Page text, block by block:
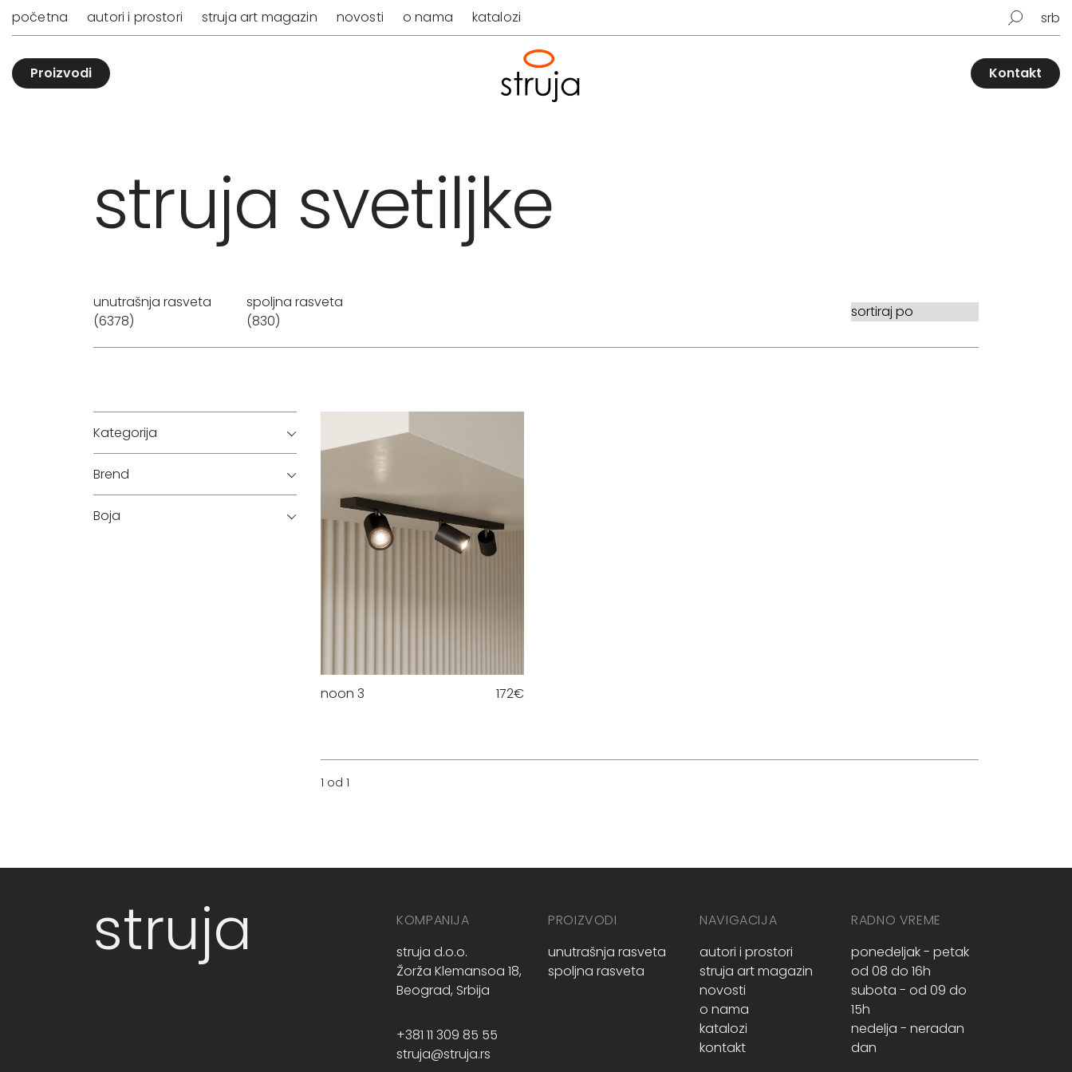
početna autori i prostori struja art magazin novosti o nama katalozi srb
Proizvodi Kontakt
struja svetiljke
unutrašnja rasveta
(6378)
spoljna rasveta
(830)
Kategorija
Brend
Boja
noon 3 172€
1 od 1
struja
KOMPANIJA
struja d.o.o.
Žorža Klemansoa 18,
Beograd, Srbija
+381 11 309 85 55
struja@struja.rs
PROIZVODI
unutrašnja rasveta
spoljna rasveta
NAVIGACIJA
autori i prostori
struja art magazin
novosti
o nama
katalozi
kontakt
RADNO VREME
ponedeljak - petak
od 08 do 16h
subota - od 09 do
15h
nedelja - neradan
dan